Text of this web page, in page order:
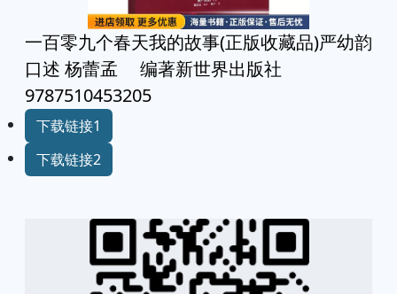
一百零九个春天我的故事(正版收藏品)严幼韵
口述 杨蕾孟 编著新世界出版社
9787510453205
下载链接1
下载链接2